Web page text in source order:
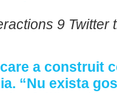
9 Twitter
a construit
“Nu exista